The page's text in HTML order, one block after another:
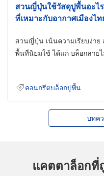
สวนญี่ปุ่นใช้วัสดุปูพื้นอะไ
ที่เหมาะกับอากาศเมืองไท
สวนญี่ปุ่น เน้นความเรียบง่า
พื้นที่นิยมใช้ ได้แก่ บล็อกลาย
คอนกรีตบล็อกปูพื้น
บทค
แคตตาล็อกที่